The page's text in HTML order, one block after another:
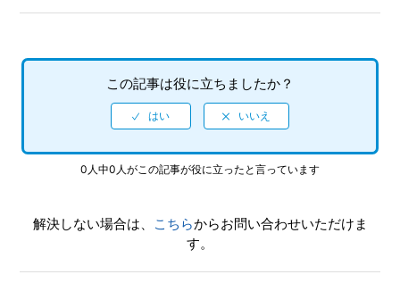
すか
【PS5/Virtua Fighter 5 R.E.V.O. World Stage】ゲームが難し
いのですが、何かコツはありませんか
【PS5/Virtua Fighter 5 R.E.V.O. World Stage】シェア機能に
【PS5/Virtua Fighter 5 R.E.V.O. World Stage】エンディング
後（クリア後）もプレイ可能でしょうか
この記事は役に立ちましたか？
0人中0人がこの記事が役に立ったと言っています
解決しない場合は、 こちらからお問い合わせいただけま
す。